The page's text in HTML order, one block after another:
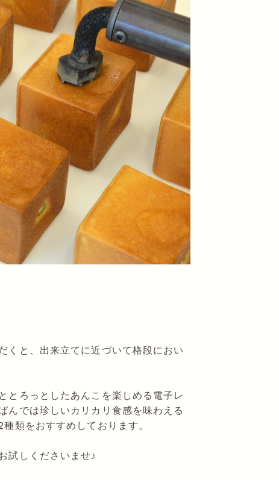
くと、出来立てに近づいて格段におい
とろっとしたあんこを楽しめる電子レ
んでは珍しいカリカリ食感を味わえる
類をおすすめしております。
試しくださいませ♪